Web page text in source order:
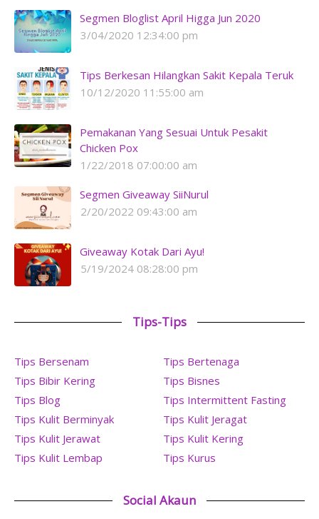
Segmen Bloglist April Higga Jun 2020
3/04/2020 12:34:00 pm
Tips Berkesan Hilangkan Sakit Kepala Teruk
10/12/2020 11:55:00 am
Pemakanan Yang Sesuai Untuk Pesakit
Chicken Pox
1/22/2018 07:00:00 am
Segmen Giveaway SiiNurul
2/20/2022 09:43:00 am
Giveaway Kotak Dari Ayu!
5/19/2024 08:28:00 pm
Tips-Tips
Tips Bersenam
Tips Bertenaga
Tips Bibir Kering
Tips Bisnes
Tips Blog
Tips Intermittent Fasting
Tips Kulit Berminyak
Tips Kulit Jeragat
Tips Kulit Jerawat
Tips Kulit Kering
Tips Kulit Lembap
Tips Kurus
Social Akaun